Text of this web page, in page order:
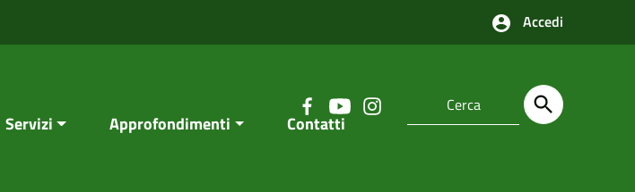
Accedi
Servizi Approfondimenti Contatti